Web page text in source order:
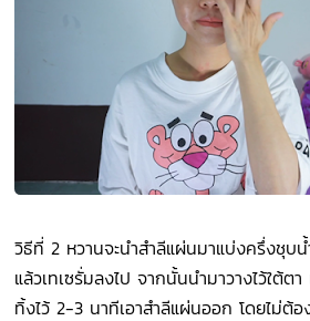
วิธีที่ 2 หวานจะนำสำลีแผ่นมาแบ่งครึ่งชุบ
แล้วเทเซรั่มลงไป จากนั้นนำมาวางไว้ใต้ต
ทิ้งไว้ 2-3 นาทีเอาสำลีแผ่นออก โดยไม่ต้อ